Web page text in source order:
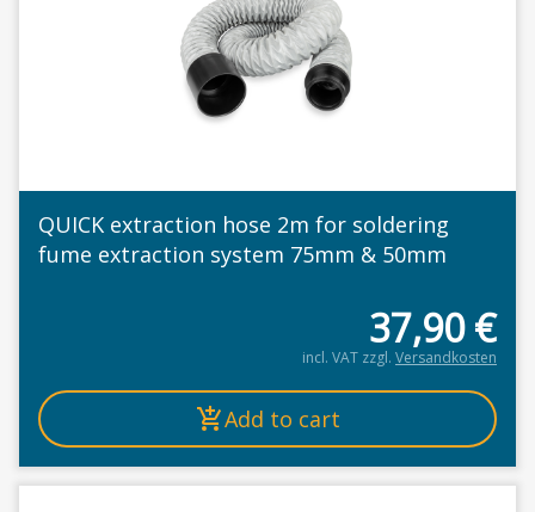
QUICK extraction hose 2m for soldering
fume extraction system 75mm & 50mm
37,90€
incl. VAT zzgl. Versandkosten
Add to cart